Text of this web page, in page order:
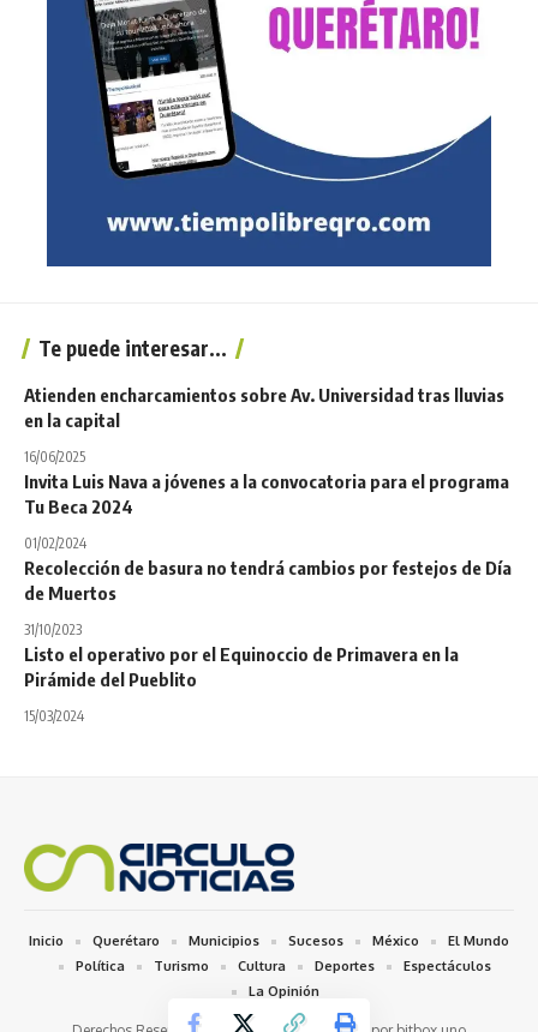
Te puede interesar...
Atienden encharcamientos sobre Av. Universidad tras lluvias
en la capital
16/06/2025
Invita Luis Nava a jóvenes a la convocatoria para el programa
Tu Beca 2024
01/02/2024
Recolección de basura no tendrá cambios por festejos de Día
de Muertos
31/10/2023
Listo el operativo por el Equinoccio de Primavera en la
Pirámide del Pueblito
15/03/2024
Inicio Querétaro Municipios Sucesos México
El Mundo
Política
Turismo Cultura Deportes
Espectáculos
La Opinión